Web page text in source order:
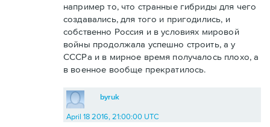
например то, что странные гибриды для чего
создавались, для того и пригодились, и
собственно Россия и в условиях мировой
войны продолжала успешно строить, а у
СССРа и в мирное время получалось плохо, а
в военное вообще прекратилось.
byruk
April 18 2016, 21:00:00 UTC